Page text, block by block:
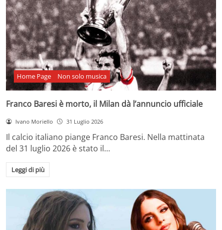
Home Page Non solo musica
Franco Baresi è morto, il Milan dà l’annuncio ufficiale
Ivano Moriello 31 Luglio 2026
Il calcio italiano piange Franco Baresi. Nella mattinata
del 31 luglio 2026 è stato il…
Leggi di più